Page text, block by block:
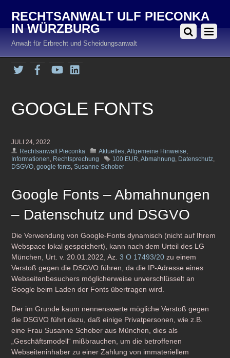
RECHTSANWALT ULF PIECONKA
IN WÜRZBURG
Anwalt für Erbrecht und Scheidungsanwalt
Twitter FacebookYouTube
GOOGLE FONTS
JULI 24, 2022
Rechtsanwalt Pieconka
Aktuelles,Allgemeine Hinweise,
Informationen, Rechtsprechung 100 EUR,Abmahnung, Datenschutz,
DSGVO,google fonts,Susanne Schober
Google Fonts – Abmahnungen
– Datenschutz und DSGVO
Die Verwendung von Google-Fonts dynamisch (nicht auf Ihrem
Webspace lokal gespeichert), kann nach dem Urteil des LG
München, Urt. v. 20.01.2022, Az.3 O 17493/20 zu einem
Verstoß gegen die DSGVO führen, da die IP-Adresse eines
Webseitenbesuchers möglicherweise unverschlüsselt an
Google beim Laden der Fonts übertragen wird.
Der im Grunde kaum nennenswerte mögliche Verstoß gegen
die DSGVO führt dazu, daß einige Privatpersonen, wie z.B.
eine Frau Susanne Schober aus München, dies als
„Geschäftsmodell“ mißbrauchen, um die betroffenen
Webseiteninhaber zu einer Zahlung von immateriellem